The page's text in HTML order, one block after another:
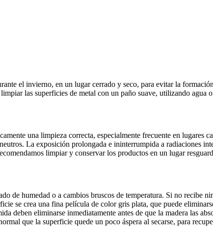
el invierno, en un lugar cerrado y seco, para evitar la
las superficies de metal con un paño suave, utilizando agua
una limpieza correcta, especialmente frecuente en lugares
La exposición prolongada e ininterrumpida a radiaciones
limpiar y conservar los productos en un lugar
de humedad o a cambios bruscos de temperatura. Si no recibe
se crea una fina película de color gris plata, que puede
deben eliminarse inmediatamente antes de que la madera las
que la superficie quede un poco áspera al secarse, para